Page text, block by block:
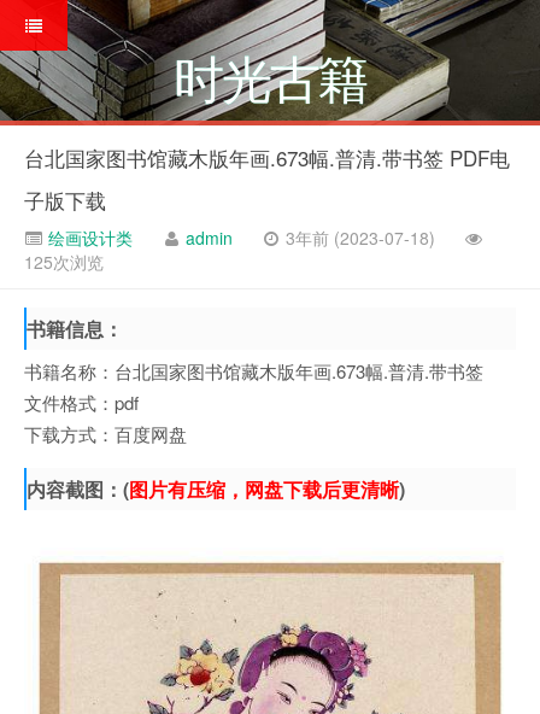
时光古籍
台北国家图书馆藏木版年画.673幅.普清.带书签 PDF电
子版下载
绘画设计类 admin
3年前 (2023-07-18)
125次浏览
书籍信息：
书籍名称：台北国家图书馆藏木版年画.673幅.普清.带书签
文件格式：pdf
下载方式：百度网盘
内容截图：(图片有压缩，网盘下载后更清晰)